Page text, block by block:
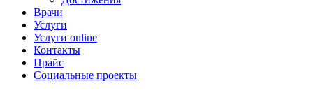
Врачи
Услуги
Услуги online
Контакты
Прайс
Социальные проекты